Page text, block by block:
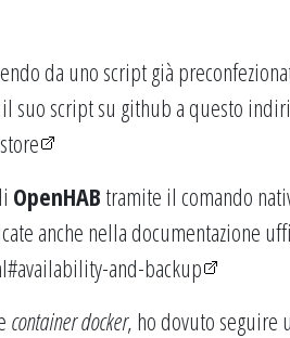
da uno script già
suo script su github a questo
OpenHABtramite il comando
anche nella documentazione
and-backup
container docker, ho dovuto seguire